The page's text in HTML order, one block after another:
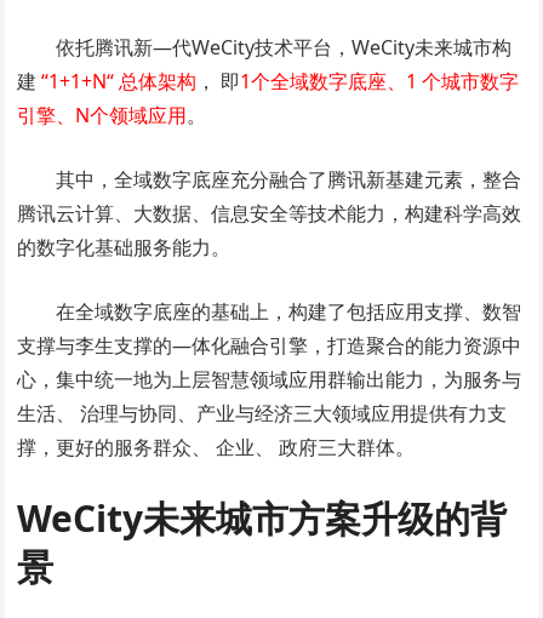
依托腾讯新—代WeCity技术平台，WeCity未来城市构
建 “1+1+N“ 总体架构 ， 即1个全域数字底座、1 个城市数字
引擎、N个领域应用。
其中，全域数字底座充分融合了腾讯新基建元素，整合
腾讯云计算、大数据、信息安全等技术能力，构建科学高效
的数字化基础服务能力。
在全域数字底座的基础上，构建了包括应用支撑、数智
支撑与李生支撑的—体化融合引擎，打造聚合的能力资源中
心，集中统一地为上层智慧领域应用群输出能力，为服务与
生活、 治理与协同、产业与经济三大领域应用提供有力支
撑，更好的服务群众、 企业、 政府三大群体。
WeCity未来城市方案升级的背
景